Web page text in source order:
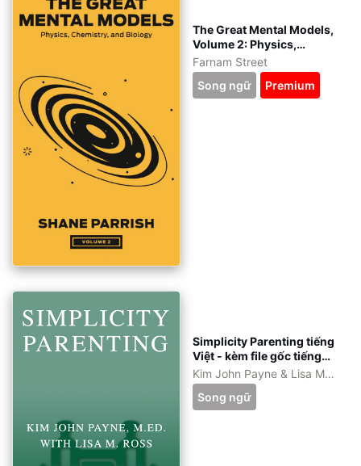
The Great Mental Models,
Volume 2: Physics,
Chemistry, and Biology
tiếng Việt - kèm file gốc
tiếng Anh - eBook ePub,
azw3, pdf
Farnam Street
Song ngữ
Premium
Simplicity Parenting tiếng
Việt - kèm file gốc tiếng
Anh - eBook ePub, azw3,
pdf
Kim John Payne & Lisa M.
Ross
Song ngữ